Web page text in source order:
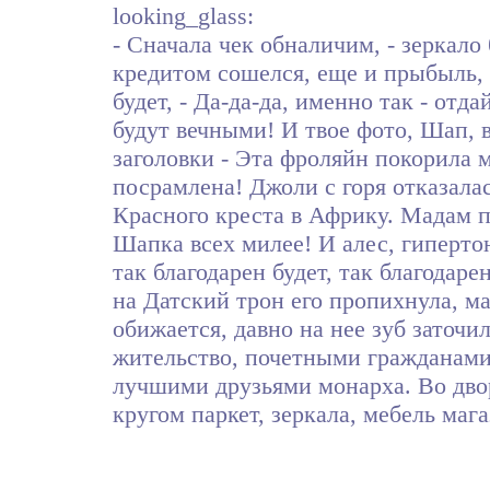
looking_glass:
- Сначала чек обналичим, - зеркало
кредитом сошелся, еще и прыбыль,
будет, - Да-да-да, именно так -
будут вечными! И твое фото, Шап,
заголовки - Эта фроляйн
посрамлена! Джоли с горя
Красного креста в Африку. Мадам
Шапка всех милее! И алес,
так благодарен будет, так
на Датский трон его пропихнула,
обижается, давно на нее зуб
жительство, почетными
лучшими друзьями монарха. Во
кругом паркет, зеркала, мебель